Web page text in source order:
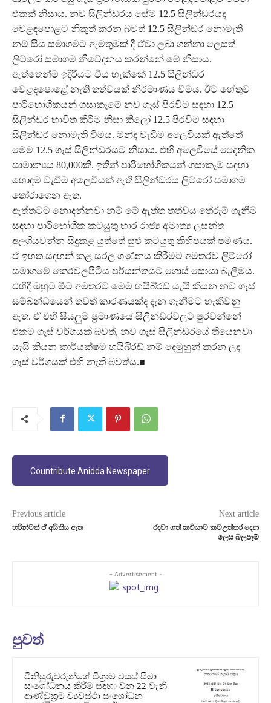
එකක් නිසාය. නව සිලින්ඩරය සේම 12.5 සිලින්ඩරයද
වෙළඳපොළට නිකුත් කරන බවත් 12.5 සිලින්ඩර නොමැති
නම් සිය සමාගමට ඇමතුමක් දී ඒවා ලබා ගන්නා ලෙසත්
ලිට්රෝ සමාගම නිවේදනය කරන්නේ මේ නිසාය.
ඇත්තෙන්ම ඉදිරියට විය හැක්කේ 12.5 සිලින්ඩර
වෙළඳපොළේ නැති තත්වයක් නිර්මාණය වීමය. ඊට හේතුව
පාරිභෝගිකයන් ගසාකෑමේ නව ගෑස් පිරවීම සඳහා 12.5
සිලින්ඩර භාවිත කිරීම නිසා කිලෝ 12.5 පිරවීම සඳහා
සිලින්ඩර නොමැති වීමය. මන්ද වැඩිම අලෙවියක් ඇත්තේ
මෙම 12.5 ගෑස් සිලින්ඩරයට නිසාය. එහි අලෙවියේ දෛනික
සාමාන්‍යය 80,000කි. ඉතින් පාරිභෝගිකයන් ගසාකෑම සඳහා
හොඳම වැඩිම අලෙවියක් ඇති සිලින්ඩරය ලිට්රෝ සමාගම
තෝරාගෙන ඇත.
ඇත්තටම නොදන්නවා නම් මේ ඇත්ත තත්වය තේරුම් ගැනීම
සඳහා පාරිභෝගික කටයුතු භාර රාජ්‍ය අමාත්‍ය ලසන්ත
අලගියවන්න සිදුකළ යුත්තේ සුළු කටයුතු කිහිපයක් පමණය.
ඒ ඉහත සඳහන් කළ සරල ගණනය කිරීමට අමතරව ලිට්රෝ
සමාගමේ කෙරවලපිටිය පර්යන්තයට ගොස් සොයා බැලීමය.
එහිදී ඔහුට මීට අමතරව මෙම හයිබි්‍රඩ් යැයි කියන නව ගෑස්
සම්බන්ධයෙන් තවත් කාරණයක්ද දැන ගැනීමට හැකිවනු
ඇත. ඒ එහි සියලුම ප්‍රමාණයේ සිලින්ඩරවලට පුරවන්නේ
එකම ගෑස් වර්ගයක් බවත්, නව ගෑස් සිලින්ඩරයේ තියෙනවා
යැයි කියන කාර්යක්ෂම හයිබි්‍රඩ් නම් දෙමුහුන් කරන ලද
ගෑස් වර්ගයක් එහි නැති බවත්ය.■
Countribute Anidda Newspaper
Previous article
හරින්ටත් ඒ අයිතිය ඇත
Next article
රඳවා ගත් කවියාට කටඋත්තර දෙන
ලෙස බලපෑම්
- Advertisement -
පුවත්
විනිසුරුවරුන්ගේ විශ්‍රාම වයස් සීමා
සංශෝධනය කිරීම සඳහා වන 22 වැනි
ආණ්ඩුක්‍රම ව්‍යවස්ථා සංශෝධන